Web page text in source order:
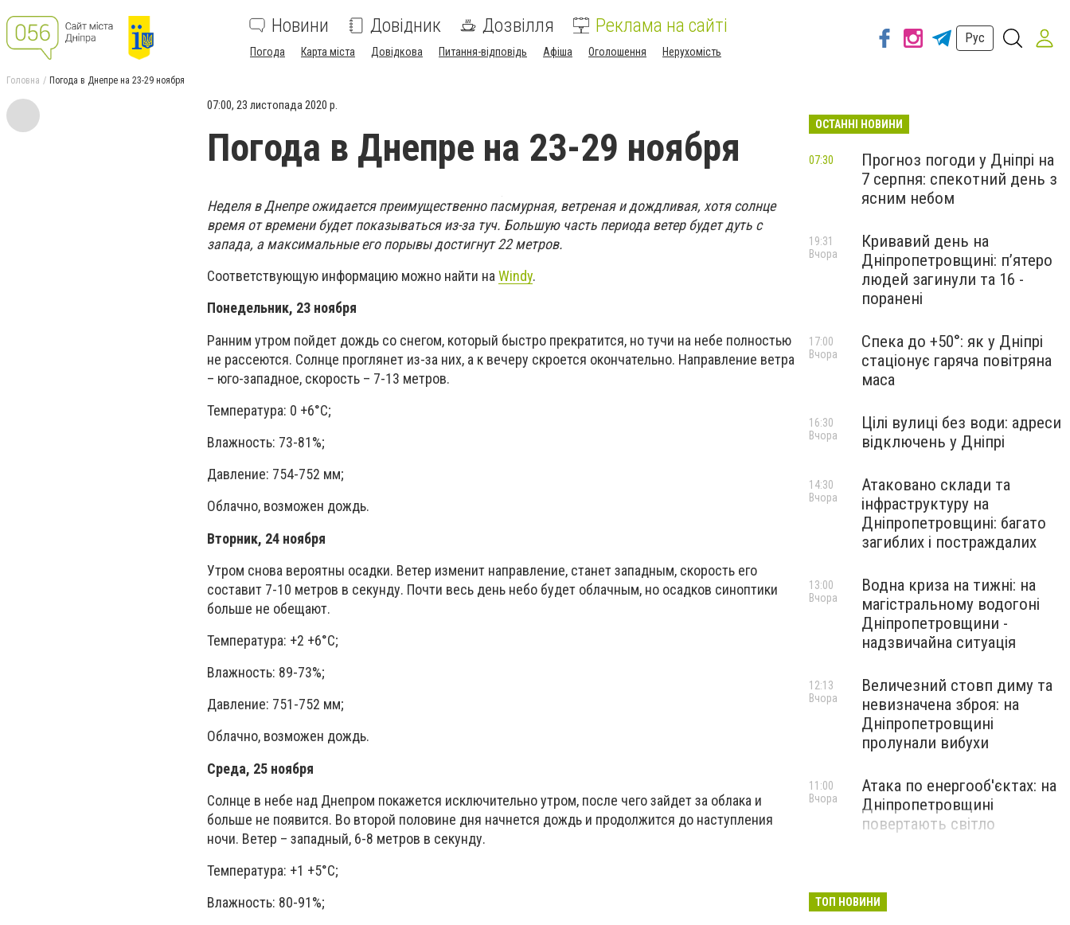
Новини Довідник Дозвілля Реклама на сайті
Погода Карта міста Довідкова Питання-відповідь Афіша Оголошення Нерухомість
Рус
Головна Погода в Днепре на 23-29 ноября
07:00, 23 листопада 2020 р.
Погода в Днепре на 23-29 ноября
Неделя в Днепре ожидается преимущественно пасмурная, ветреная и дождливая, хотя солнце
время от времени будет показываться из-за туч. Большую часть периода ветер будет дуть с
запада, а максимальные его порывы достигнут 22 метров.
Соответствующую информацию можно найти на Windy.
Понедельник, 23 ноября
Ранним утром пойдет дождь со снегом, который быстро прекратится, но тучи на небе полностью
не рассеются. Солнце проглянет из-за них, а к вечеру скроется окончательно. Направление ветра
– юго-западное, скорость – 7-13 метров.
Температура: 0 +6°C;
Влажность: 73-81%;
Давление: 754-752 мм;
Облачно, возможен дождь.
Вторник, 24 ноября
Утром снова вероятны осадки. Ветер изменит направление, станет западным, скорость его
составит 7-10 метров в секунду. Почти весь день небо будет облачным, но осадков синоптики
больше не обещают.
Температура: +2 +6°C;
Влажность: 89-73%;
Давление: 751-752 мм;
Облачно, возможен дождь.
Среда, 25 ноября
Солнце в небе над Днепром покажется исключительно утром, после чего зайдет за облака и
больше не появится. Во второй половине дня начнется дождь и продолжится до наступления
ночи. Ветер – западный, 6-8 метров в секунду.
Температура: +1 +5°C;
Влажность: 80-91%;
ОСТАННІ НОВИНИ
Прогноз погоди у Дніпрі на
7 серпня: спекотний день з
ясним небом
07:30
Кривавий день на
Дніпропетровщині: п’ятеро
людей загинули та 16 -
поранені
19:31
Вчора
Спека до +50°: як у Дніпрі
стаціонує гаряча повітряна
маса
17:00
Вчора
Цілі вулиці без води: адреси
відключень у Дніпрі
16:30
Вчора
Атаковано склади та
інфраструктуру на
Дніпропетровщині: багато
загиблих і постраждалих
14:30
Вчора
Водна криза на тижні: на
магістральному водогоні
Дніпропетровщини -
надзвичайна ситуація
13:00
Вчора
Величезний стовп диму та
невизначена зброя: на
Дніпропетровщині
пролунали вибухи
12:13
Вчора
Атака по енергооб'єктах: на
Дніпропетровщині
повертають світло
11:00
Вчора
ТОП НОВИНИ